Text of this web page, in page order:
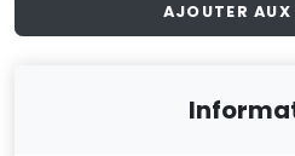
AJOUTER